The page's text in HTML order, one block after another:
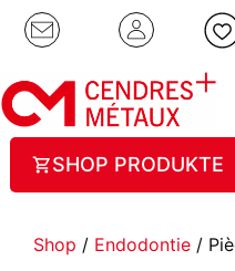
SHOP PRODUKTE
Shop / Endodontie /